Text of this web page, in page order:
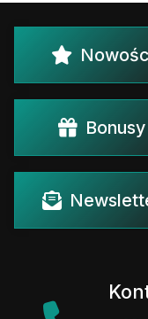
Bonusy